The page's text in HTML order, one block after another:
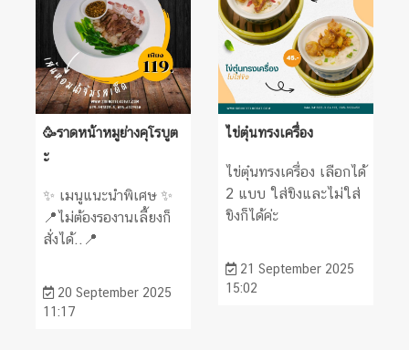
🥳ราดหน้าหมูย่างคุโรบูต
ะ
✨ เมนูแนะนำพิเศษ ✨
📍ไม่ต้องรองานเลี้ยงก็
สั่งได้..📍
20 September 2025
11:17
ไข่ตุ๋นทรงเครื่อง
ไข่ตุ๋นทรงเครื่อง เลือกได้
2 แบบ ใส่ขิงและไม่ใส่
ขิงก็ได้ค่ะ
21 September 2025
15:02